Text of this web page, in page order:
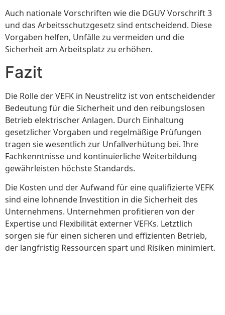
Auch nationale Vorschriften wie die DGUV Vorschrift 3
und das Arbeitsschutzgesetz sind entscheidend. Diese
Vorgaben helfen, Unfälle zu vermeiden und die
Sicherheit am Arbeitsplatz zu erhöhen.
Fazit
Die Rolle der VEFK in Neustrelitz ist von entscheidender
Bedeutung für die Sicherheit und den reibungslosen
Betrieb elektrischer Anlagen. Durch Einhaltung
gesetzlicher Vorgaben und regelmäßige Prüfungen
tragen sie wesentlich zur Unfallverhütung bei. Ihre
Fachkenntnisse und kontinuierliche Weiterbildung
gewährleisten höchste Standards.
Die Kosten und der Aufwand für eine qualifizierte VEFK
sind eine lohnende Investition in die Sicherheit des
Unternehmens. Unternehmen profitieren von der
Expertise und Flexibilität externer VEFKs. Letztlich
sorgen sie für einen sicheren und effizienten Betrieb,
der langfristig Ressourcen spart und Risiken minimiert.